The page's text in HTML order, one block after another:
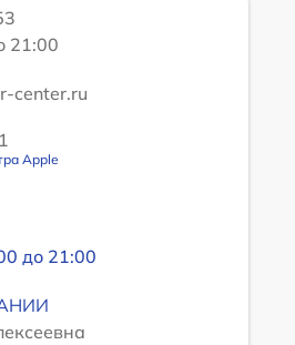
21:00
center.ru
Apple
до 21:00